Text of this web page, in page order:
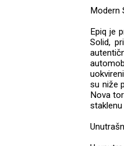
Modern
Epiq je
Solid,
su niže
Nova